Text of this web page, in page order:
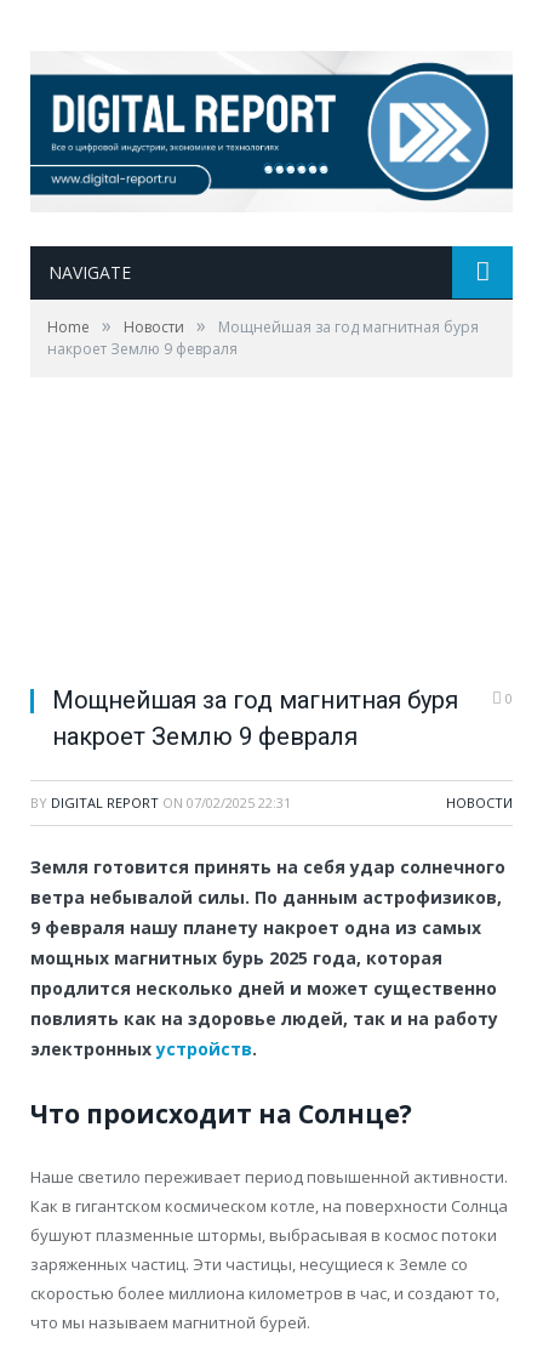
NAVIGATE
Home » Новости »
Мощнейшая за год магнитная буря
накроет Землю 9 февраля
Мощнейшая за год магнитная буря
накроет Землю 9 февраля
0
BY DIGITAL REPORT ON 07/02/2025 22:31 НОВОСТИ
Земля готовится принять на себя удар солнечного
ветра небывалой силы. По данным астрофизиков,
9 февраля нашу планету накроет одна из самых
мощных магнитных бурь 2025 года, которая
продлится несколько дней и может существенно
повлиять как на здоровье людей, так и на работу
электронныхустройств.
Что происходит на Солнце?
Наше светило переживает период повышенной активности.
Как в гигантском космическом котле, на поверхности Солнца
бушуют плазменные штормы, выбрасывая в космос потоки
заряженных частиц. Эти частицы, несущиеся к Земле со
скоростью более миллиона километров в час, и создают то,
что мы называем магнитной бурей.